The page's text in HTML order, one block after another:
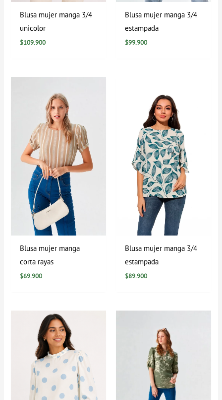
Blusa mujer manga 3/4
unicolor
$109.900
Blusa mujer manga 3/4
estampada
$99.900
Blusa mujer manga
corta rayas
$69.900
Blusa mujer manga 3/4
estampada
$89.900